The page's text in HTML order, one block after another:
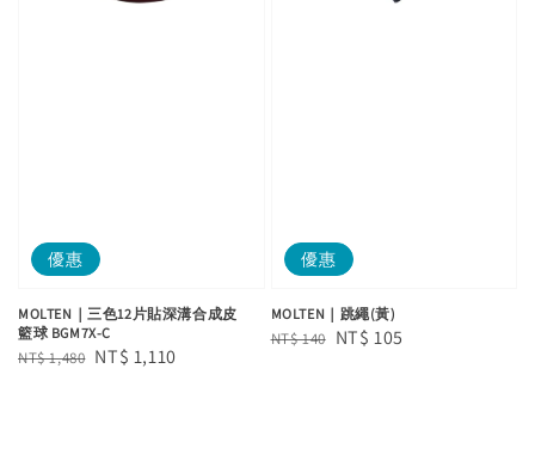
優惠
MOLTEN｜三色12片貼深溝合成皮
籃球 BGM7X-C
Regular
NT$ 1,480 Sale
NT$ 1,110
優惠
MOLTEN｜跳繩(黃)
Regular
NT$ 140 Sale
NT$ 105